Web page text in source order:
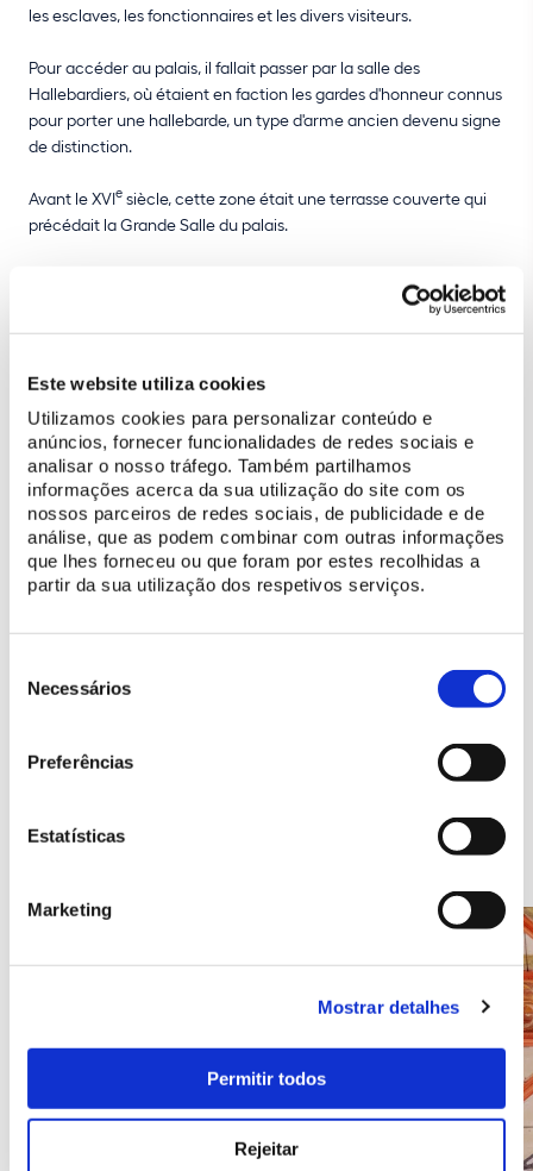
Este website utiliza cookies
Utilizamos cookies para personalizar conteúdo e
anúncios, fornecer funcionalidades de redes sociais e
analisar o nosso tráfego. Também partilhamos
informações acerca da sua utilização do site com os
nossos parceiros de redes sociais, de publicidade e de
análise, que as podem combinar com outras informações
que lhes forneceu ou que foram por estes recolhidas a
partir da sua utilização dos respetivos serviços.
Necessários
Preferências
Estatísticas
Marketing
Mostrar detalhes
Permitir todos
Rejeitar
les esclaves, les fonctionnaires et les divers visiteurs.
Pour accéder au palais, il fallait passer par la salle des
Hallebardiers, où étaient en faction les gardes d'honneur connus
pour porter une hallebarde, un type d'arme ancien devenu signe
de distinction.
Avant le XVIe siècle, cette zone était une terrasse couverte qui
précédait la Grande Salle du palais.
Profitez au maximum de votre visite
Planifiez votre visite
Spécialement pour vous
Plus d'information